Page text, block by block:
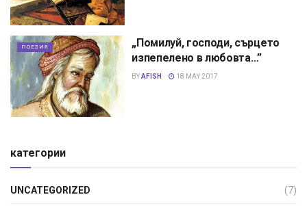
ПОЕЗИЯ
„Помилуй, господи, сърцето
изпепелено в любовта…”
BYAFISH 18 MAY 2017
категории
UNCATEGORIZED (7)